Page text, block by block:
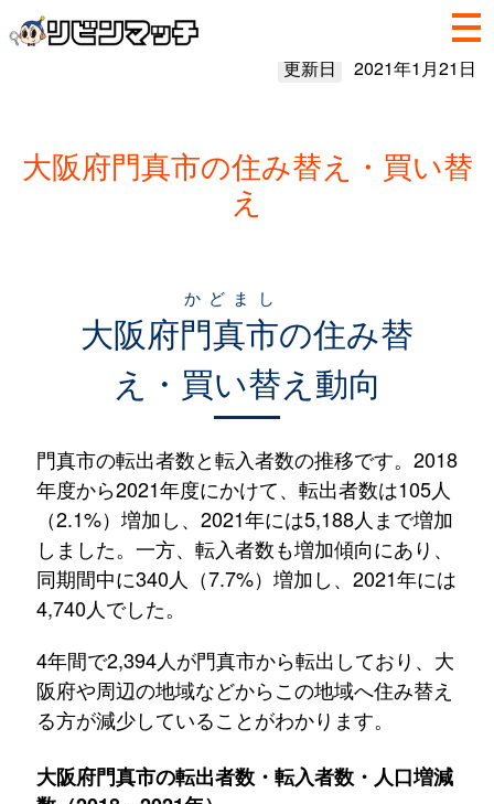
更新日 2021年1月21日
大阪府門真市の住み替え・買い替
え
大阪府門真市
かどまし
の住み替
え・買い替え動向
門真市の転出者数と転入者数の推移です。2018
年度から2021年度にかけて、転出者数は105人
（2.1%）増加し、2021年には5,188人まで増加
しました。一方、転入者数も増加傾向にあり、
同期間中に340人（7.7%）増加し、2021年には
4,740人でした。
4年間で2,394人が門真市から転出しており、大
阪府や周辺の地域などからこの地域へ住み替え
る方が減少していることがわかります。
大阪府門真市の転出者数・転入者数・人口増減